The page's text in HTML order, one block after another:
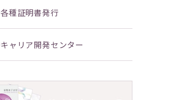
各種証明書発行
キャリア開発センター